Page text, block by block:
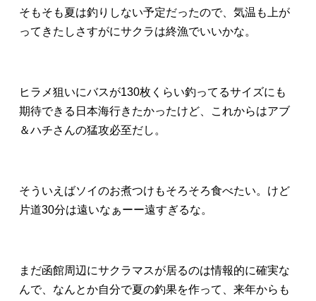
そもそも夏は釣りしない予定だったので、気温も上が
ってきたしさすがにサクラは終漁でいいかな。
ヒラメ狙いにバスが130枚くらい釣ってるサイズにも
期待できる日本海行きたかったけど、これからはアブ
＆ハチさんの猛攻必至だし。
そういえばソイのお煮つけもそろそろ食べたい。けど
片道30分は遠いなぁーー遠すぎるな。
まだ函館周辺にサクラマスが居るのは情報的に確実な
んで、なんとか自分で夏の釣果を作って、来年からも